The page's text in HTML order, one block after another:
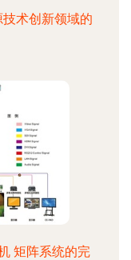
术创新领域的
矩阵系统的完